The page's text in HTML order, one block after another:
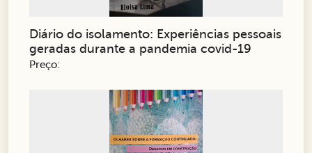
Diário do isolamento: Experiências pessoais
geradas durante a pandemia covid-19
Preço: